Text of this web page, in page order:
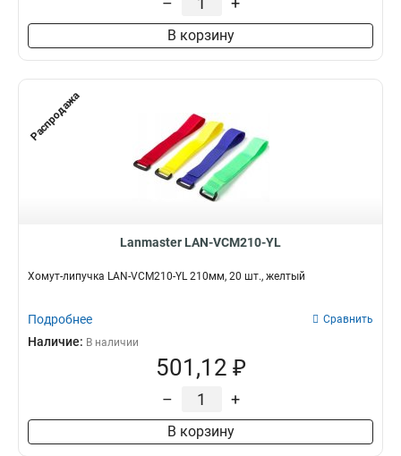
В корзину
Распродажа
Lanmaster LAN-VCM210-YL
Хомут-липучка LAN-VCM210-YL 210мм, 20 шт., желтый
Подробнее Сравнить
Наличие: В наличии
501,12 ₽
– +
В корзину